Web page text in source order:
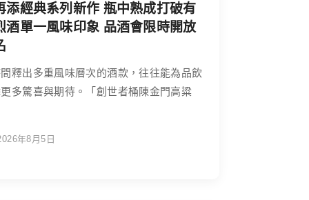
添經典系列新作 瓶中熟成打破有
酒單一風味印象 品酒會限時開放
釋出多重風味層次的酒款，往往能為品飲
多驚喜與期待。「創世者桶陳金門高粱
年8月5日